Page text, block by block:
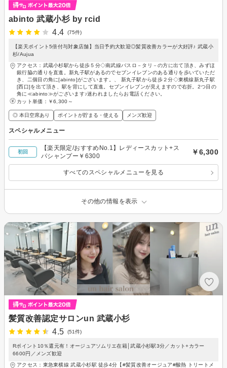
abinto 武蔵小杉 by rcid
4.4
(75件)
【楽天ポイント5倍付与対象店舗】当日予約大歓迎◎髪質改善カラーが大好評♪ 武蔵小
杉/Aujua
アクセス：武蔵小杉駅から徒歩５分◇南武線バスロ－タリ－の方に出て頂き、みずほ
銀行脇の通りを直進。新丸子駅があるのでセブンイレブンのある通りを歩いていただ
き、二個目の角に[abinto]がございます。、 新丸子駅から徒歩２分◇東横線新丸子駅
[西口]を出て頂き、駅を背にして直進。セブンイレブンが見えますので右折。2つ目の
角に≪abinto≫がございます♪迷われましたらお電話ください。
カット単価： ￥6,300～
◎ 本日空席あり ポイントが貯まる・使える メンズ歓迎
スペシャルメニュー
初回
【楽天限定/おすすめNo.1】レディースカット+ス
パシャンプー￥6300
￥6,300
すべてのスペシャルメニューを見る
その他の情報を表示
髪質改善認定サロンun 武蔵小杉
4.5
(51件)
Rポイント10％還元有！オージュアソムリエ在籍│武蔵小杉駅3分／カット+カラー
6600円／メンズ歓迎
アクセス：東急東横線 武蔵小杉駅 徒歩4分【#髪質改善オージュア#酸熱 トリートメ